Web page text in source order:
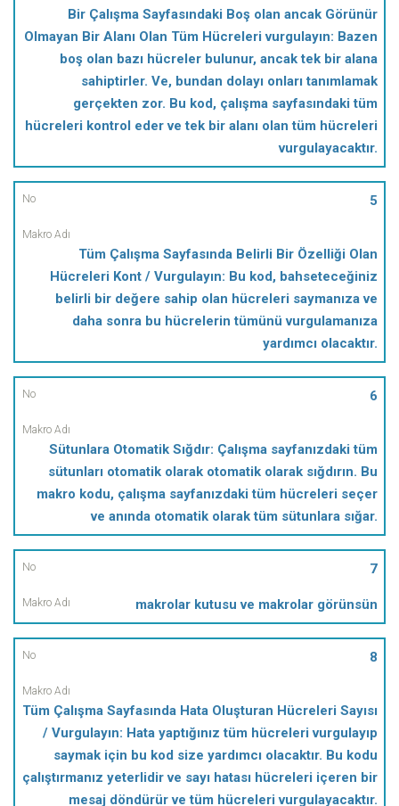
Bir Çalışma Sayfasındaki Boş olan ancak Görünür
Olmayan Bir Alanı Olan Tüm Hücreleri vurgulayın: Bazen
boş olan bazı hücreler bulunur, ancak tek bir alana
sahiptirler. Ve, bundan dolayı onları tanımlamak
gerçekten zor. Bu kod, çalışma sayfasındaki tüm
hücreleri kontrol eder ve tek bir alanı olan tüm hücreleri
vurgulayacaktır.
5
Tüm Çalışma Sayfasında Belirli Bir Özelliği Olan
Hücreleri Kont / Vurgulayın: Bu kod, bahseteceğiniz
belirli bir değere sahip olan hücreleri saymanıza ve
daha sonra bu hücrelerin tümünü vurgulamanıza
yardımcı olacaktır.
6
Sütunlara Otomatik Sığdır: Çalışma sayfanızdaki tüm
sütunları otomatik olarak otomatik olarak sığdırın. Bu
makro kodu, çalışma sayfanızdaki tüm hücreleri seçer
ve anında otomatik olarak tüm sütunlara sığar.
7
makrolar kutusu ve makrolar görünsün
8
Tüm Çalışma Sayfasında Hata Oluşturan Hücreleri Sayısı
/ Vurgulayın: Hata yaptığınız tüm hücreleri vurgulayıp
saymak için bu kod size yardımcı olacaktır. Bu kodu
çalıştırmanız yeterlidir ve sayı hatası hücreleri içeren bir
mesaj döndürür ve tüm hücreleri vurgulayacaktır.